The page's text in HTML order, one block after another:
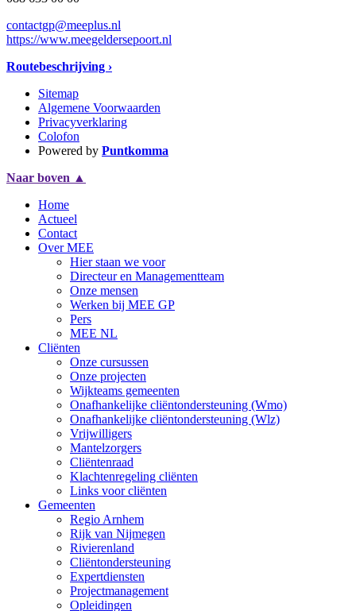
contactgp@meeplus.nl
https://www.meegeldersepoort.nl
Routebeschrijving ›
Sitemap
Algemene Voorwaarden
Privacyverklaring
Colofon
Powered by Puntkomma
Naar boven ▲
Home
Actueel
Contact
Over MEE
Hier staan we voor
Directeur en Managementteam
Onze mensen
Werken bij MEE GP
Pers
MEE NL
Cliënten
Onze cursussen
Onze projecten
Wijkteams gemeenten
Onafhankelijke cliëntondersteuning (Wmo)
Onafhankelijke cliëntondersteuning (Wlz)
Vrijwilligers
Mantelzorgers
Cliëntenraad
Klachtenregeling cliënten
Links voor cliënten
Gemeenten
Regio Arnhem
Rijk van Nijmegen
Rivierenland
Cliëntondersteuning
Expertdiensten
Projectmanagement
Opleidingen